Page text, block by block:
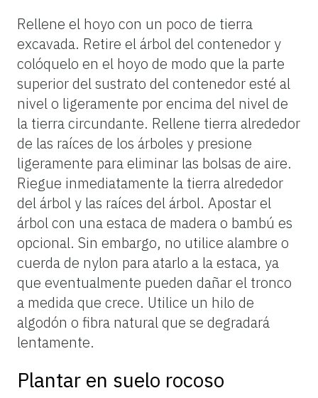
Rellene el hoyo con un poco de tierra
excavada. Retire el árbol del contenedor y
colóquelo en el hoyo de modo que la parte
superior del sustrato del contenedor esté al
nivel o ligeramente por encima del nivel de
la tierra circundante. Rellene tierra alrededor
de las raíces de los árboles y presione
ligeramente para eliminar las bolsas de aire.
Riegue inmediatamente la tierra alrededor
del árbol y las raíces del árbol. Apostar el
árbol con una estaca de madera o bambú es
opcional. Sin embargo, no utilice alambre o
cuerda de nylon para atarlo a la estaca, ya
que eventualmente pueden dañar el tronco
a medida que crece. Utilice un hilo de
algodón o fibra natural que se degradará
lentamente.
Plantar en suelo rocoso